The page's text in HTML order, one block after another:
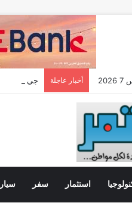
أخبار عاجلة
استثمار سفر